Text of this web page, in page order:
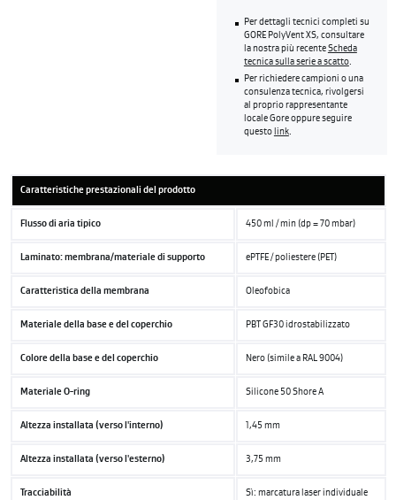
Per dettagli tecnici completi su
GORE PolyVent XS, consultare
la nostra più recente Scheda
tecnica sulla serie a scatto.
Per richiedere campioni o una
consulenza tecnica, rivolgersi
al proprio rappresentante
locale Gore oppure seguire
questo link.
Caratteristiche prestazionali del prodotto
Flusso di aria tipico 450 ml / min (dp = 70 mbar)
Laminato: membrana/materiale di supporto ePTFE / poliestere (PET)
Caratteristica della membrana Oleofobica
Materiale della base e del coperchio PBT GF30 idrostabilizzato
Colore della base e del coperchio Nero (simile a RAL 9004)
Materiale O-ring Silicone 50 Shore A
Altezza installata (verso l'interno) 1,45 mm
Altezza installata (verso l'esterno) 3,75 mm
Tracciabilità Sì: marcatura laser individuale